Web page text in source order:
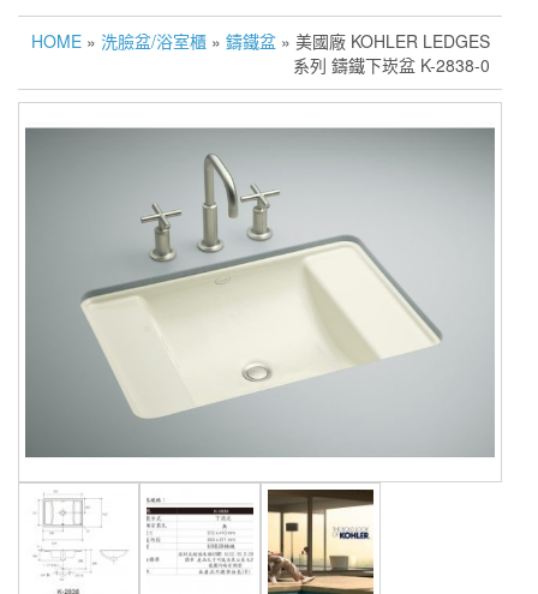
HOME » 洗臉盆/浴室櫃 » 鑄鐵盆 » 美國廠 KOHLER LEDGES
系列 鑄鐵下崁盆 K-2838-0